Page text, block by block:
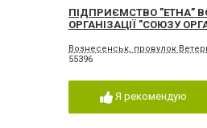
ПІДПРИЄМСТВО ”ЕТНА”
ОРГАНІЗАЦІЇ ”СОЮЗУ
Вознесенськ, провулок
55396
Я рекомендую